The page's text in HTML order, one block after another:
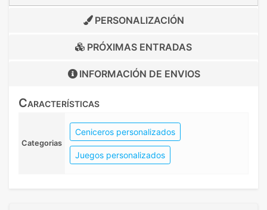
PERSONALIZACIÓN
PRÓXIMAS ENTRADAS
INFORMACIÓN DE ENVIOS
Características
Categorias
Ceniceros personalizados
Juegos personalizados